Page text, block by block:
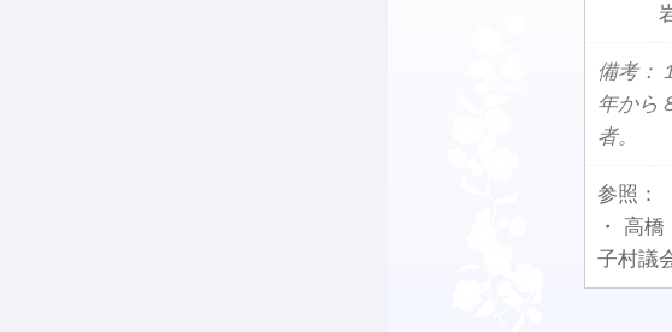
備考：
年から
者。
参照：
・ 高
子村議